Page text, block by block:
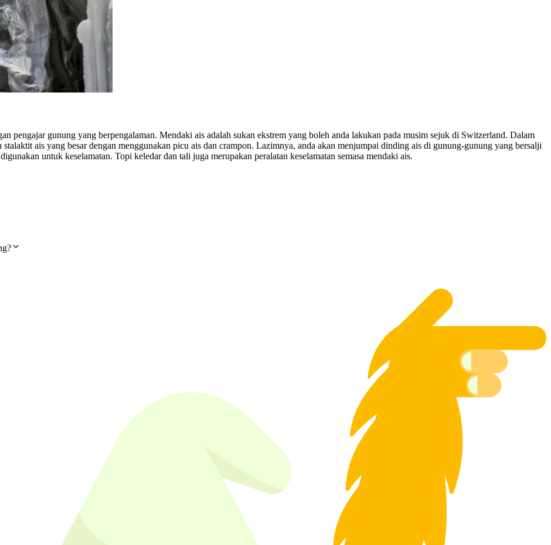
pengajar gunung yang berpengalaman. Mendaki ais adalah sukan ekstrem yang boleh anda lakukan pada musim sejuk di Switzerland. Dalam
ais yang besar dengan menggunakan picu ais dan crampon. Lazimnya, anda akan menjumpai dinding ais di gunung-gunung yang bersalji
untuk keselamatan. Topi keledar dan tali juga merupakan peralatan keselamatan semasa mendaki ais.